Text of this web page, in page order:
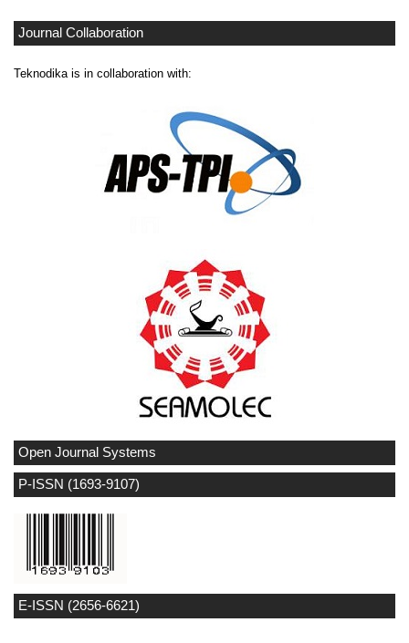
Journal Collaboration
Teknodika is in collaboration with:
Open Journal Systems
P-ISSN (1693-9107)
E-ISSN (2656-6621)